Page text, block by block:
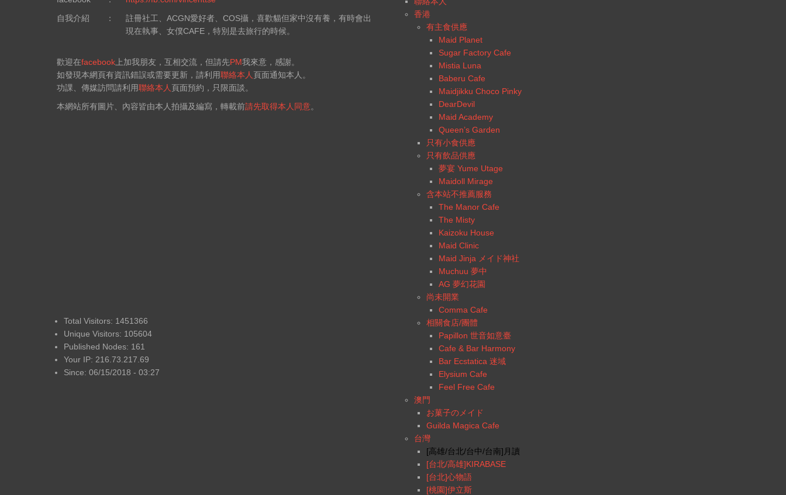
自我介紹
：
註冊社工、ACGN愛好者、COS攝，喜歡貓但家中沒有養，有時會出
現在執事、女僕CAFE，特別是去旅行的時候。
歡迎在facebook 上加我朋友，互相交流，但請先PM我來意，感謝。
如發現本網頁有資訊錯誤或需要更新，請利用聯絡本人 頁面通知本人。
功課、傳媒訪問請利用聯絡本人 頁面預約，只限面談。
本網站所有圖片、內容皆由本人拍攝及編寫，轉載前請先取得本人同意。
Total Visitors: 1451366
Unique Visitors: 105604
Published Nodes: 161
Your IP: 216.73.217.69
Since: 06/15/2018 - 03:27
香港
有主食供應
Maid Planet
Sugar Factory Cafe
Mistia Luna
Baberu Cafe
Maidjikku Choco Pinky
DearDevil
Maid Academy
Queen’s Garden
只有小食供應
只有飲品供應
夢宴 Yume Utage
Maidoll Mirage
含本站不推薦服務
The Manor Cafe
The Misty
Kaizoku House
Maid Clinic
Maid Jinja メイド神社
Muchuu 夢中
AG 夢幻花園
尚未開業
Comma Cafe
相關食店/團體
Papillon 世音如意臺
Cafe & Bar Harmony
Bar Ecstatica 迷域
Elysium Cafe
Feel Free Cafe
澳門
お菓子のメイド
Guilda Magica Cafe
台灣
[高雄/台北/台中/台南]月讀
[台北/高雄]KIRABASE
[台北]心物語
[桃園]伊立斯